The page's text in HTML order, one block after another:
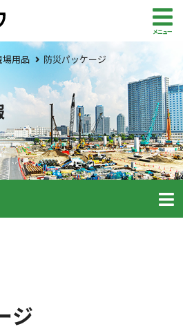
メニュー
場用品 防災パッケージ
ジ